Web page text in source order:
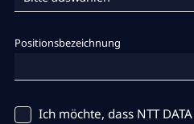
Positionsbezeichnung
Ich möchte, dass NTT